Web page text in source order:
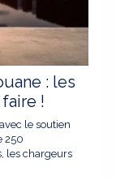
: les
!
le soutien
250
les chargeurs